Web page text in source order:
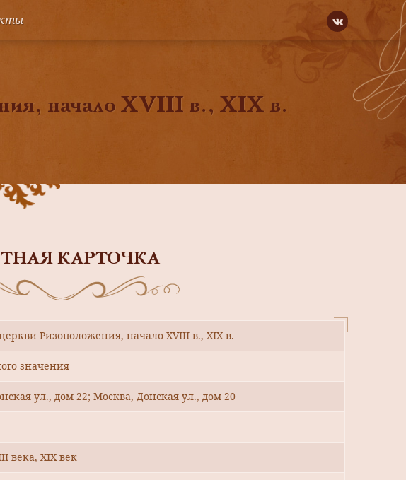
начало XVIII в., XIX в.
КАРТОЧКА
Ризоположения, начало XVIII в., XIX в.
значения
ул., дом 22; Москва, Донская ул., дом 20
века, XIX век